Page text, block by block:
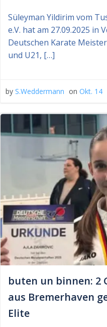
Süleyman Yildirim vom
e.V. hat am 27.09.2025 in
Deutschen Karate
und U21, […]
by S.Weddermann on Okt. 14
buten un binnen: 2
aus Bremerhaven
Elite